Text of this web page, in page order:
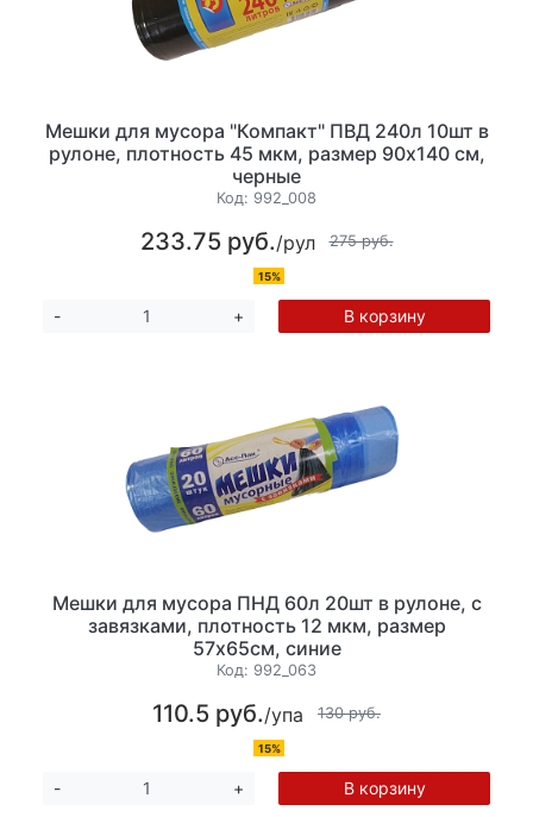
Мешки для мусора "Компакт" ПВД 240л 10шт в
рулоне, плотность 45 мкм, размер 90х140 см,
черные
Код: 992_008
233.75 руб./рул 275 руб.
15%
- + В корзину
Мешки для мусора ПНД 60л 20шт в рулоне, с
завязками, плотность 12 мкм, размер
57х65см, синие
Код: 992_063
110.5 руб./упа 130 руб.
15%
- + В корзину